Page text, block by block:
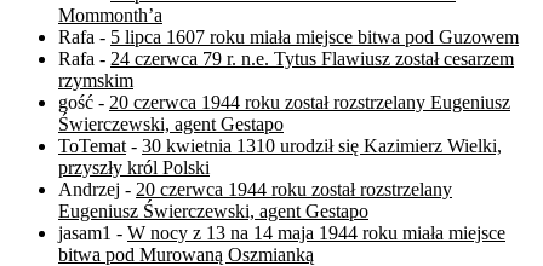
Mommonth’a
Rafa - 5 lipca 1607 roku miała miejsce bitwa pod Guzowem
Rafa - 24 czerwca 79 r. n.e. Tytus Flawiusz został cesarzem
rzymskim
gość - 20 czerwca 1944 roku został rozstrzelany Eugeniusz
Świerczewski, agent Gestapo
ToTemat - 30 kwietnia 1310 urodził się Kazimierz Wielki,
przyszły król Polski
Andrzej - 20 czerwca 1944 roku został rozstrzelany
Eugeniusz Świerczewski, agent Gestapo
jasam1 - W nocy z 13 na 14 maja 1944 roku miała miejsce
bitwa pod Murowaną Oszmianką